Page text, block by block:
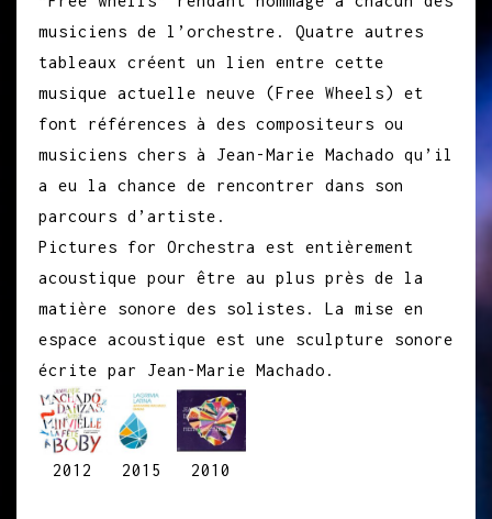
musiciens de l’orchestre. Quatre autres
tableaux créent un lien entre cette
musique actuelle neuve (Free Wheels) et
font références à des compositeurs ou
musiciens chers à Jean-Marie Machado qu’il
a eu la chance de rencontrer dans son
parcours d’artiste.
Pictures for Orchestra est entièrement
acoustique pour être au plus près de la
matière sonore des solistes. La mise en
espace acoustique est une sculpture sonore
écrite par Jean-Marie Machado.
2012 2015 2010